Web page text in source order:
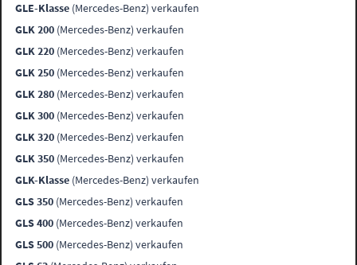
GLE-Klasse (Mercedes-Benz) verkaufen
GLK 200 (Mercedes-Benz) verkaufen
GLK 220 (Mercedes-Benz) verkaufen
GLK 250 (Mercedes-Benz) verkaufen
GLK 280 (Mercedes-Benz) verkaufen
GLK 300 (Mercedes-Benz) verkaufen
GLK 320 (Mercedes-Benz) verkaufen
GLK 350 (Mercedes-Benz) verkaufen
GLK-Klasse (Mercedes-Benz) verkaufen
GLS 350 (Mercedes-Benz) verkaufen
GLS 400 (Mercedes-Benz) verkaufen
GLS 500 (Mercedes-Benz) verkaufen